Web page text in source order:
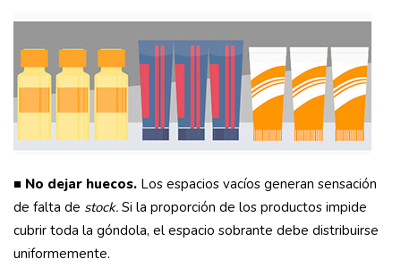
■ No dejar huecos. Los espacios vacíos generan sensación
de falta de stock. Si la proporción de los productos impide
cubrir toda la góndola, el espacio sobrante debe distribuirse
uniformemente.